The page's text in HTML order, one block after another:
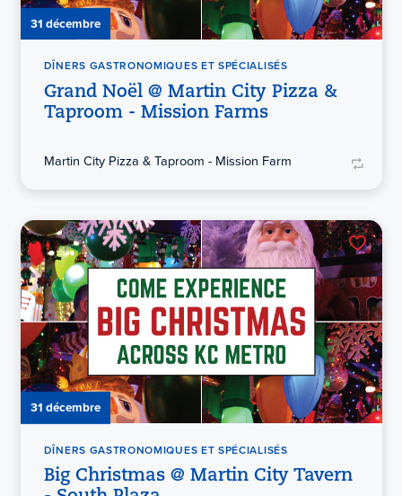
31 décembre
DÎNERS GASTRONOMIQUES ET SPÉCIALISÉS
Grand Noël @ Martin City Pizza &
Taproom - Mission Farms
Martin City Pizza & Taproom - Mission Farm
31 décembre
DÎNERS GASTRONOMIQUES ET SPÉCIALISÉS
Big Christmas @ Martin City Tavern